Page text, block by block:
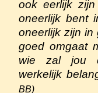
ook eerlijk
oneerlijk bent
oneerlijk zijn in
goed omgaat
wie zal jou
werkelijk
BB)